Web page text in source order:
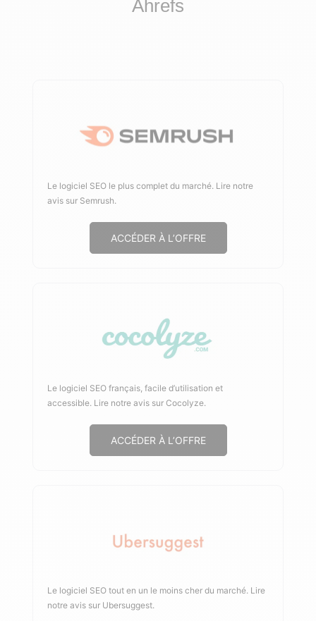
Ahrefs
Le logiciel SEO le plus complet du marché. Lire notre
avis sur Semrush.
ACCÉDER À L’OFFRE
Le logiciel SEO français, facile d’utilisation et
accessible. Lire notre avis sur Cocolyze.
ACCÉDER À L’OFFRE
Le logiciel SEO tout en un le moins cher du marché. Lire
notre avis sur Ubersuggest.